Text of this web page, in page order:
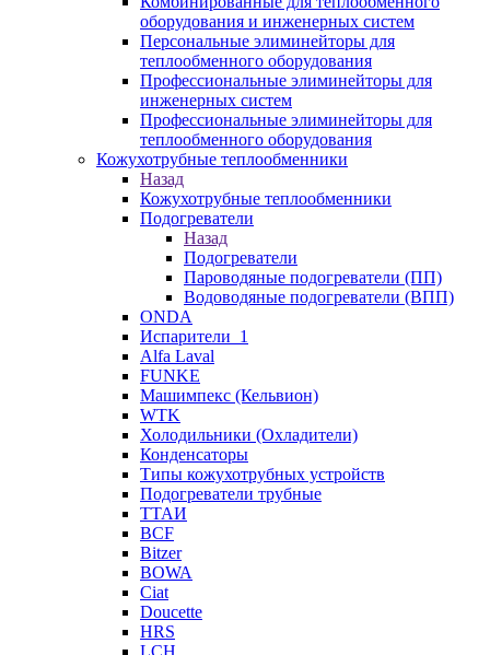
оборудования и инженерных систем
Персональные элиминейторы для
теплообменного оборудования
Профессиональные элиминейторы для
инженерных систем
Профессиональные элиминейторы для
теплообменного оборудования
Кожухотрубные теплообменники
Назад
Кожухотрубные теплообменники
Подогреватели
Назад
Подогреватели
Пароводяные подогреватели (ПП)
Водоводяные подогреватели (ВПП)
ONDA
Испарители_1
Alfa Laval
FUNKE
Машимпекс (Кельвион)
WTK
Холодильники (Охладители)
Конденсаторы
Типы кожухотрубных устройств
Подогреватели трубные
ТТАИ
BCF
Bitzer
BOWA
Ciat
Doucette
HRS
LCH